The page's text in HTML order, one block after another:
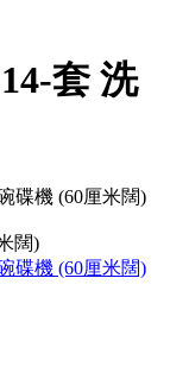
套 洗
闊)